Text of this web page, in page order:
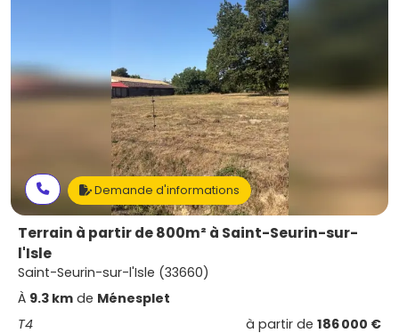
Demande d'informations
Terrain à partir de 800m² à Saint-Seurin-sur-
l'Isle
Saint-Seurin-sur-l'Isle (33660)
À 9.3 km de Ménesplet
T4
à partir de 186 000 €